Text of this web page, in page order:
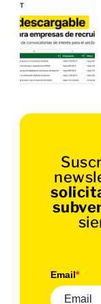
Email*